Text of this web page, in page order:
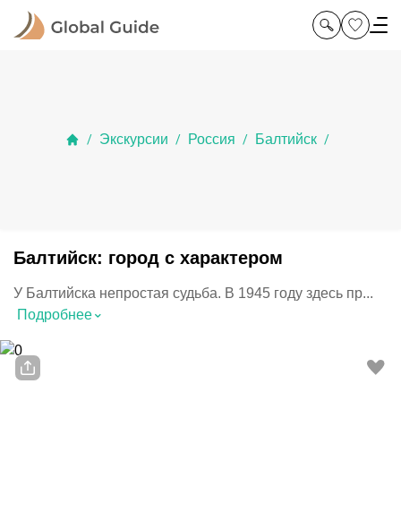
/ Экскурсии / Россия / Балтийск /
Балтийск: город с характером
У Балтийска непростая судьба. В 1945 году здесь пр...
Подробнее⌃